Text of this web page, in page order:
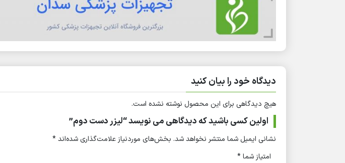
دیدگاه خود را بیان کنید
هیچ دیدگاهی برای این محصول نوشته نشده است.
اولین کسی باشید که دیدگاهی می نویسد “لیزر دست دوم”
نشانی ایمیل شما منتشر نخواهد شد. بخش‌های موردنیاز علامت‌گذاری شده‌اند*
امتیاز شما*